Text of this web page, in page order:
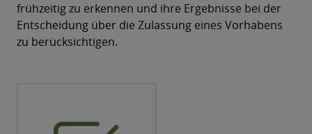
frühzeitig zu erkennen und ihre Ergebnisse bei der
Entscheidung über die Zulassung eines Vorhabens
zu berücksichtigen.